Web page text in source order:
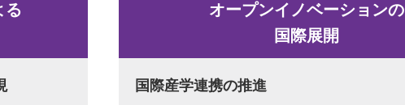
る
オープンイノベーションの
国際展開
国際産学連携の推進